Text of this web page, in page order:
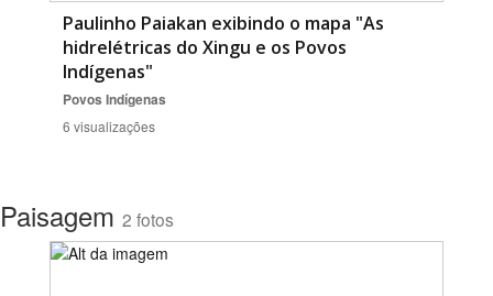
Paulinho Paiakan exibindo o mapa "As
hidrelétricas do Xingu e os Povos
Indígenas"
Povos Indígenas
6 visualizações
Paisagem 2 fotos